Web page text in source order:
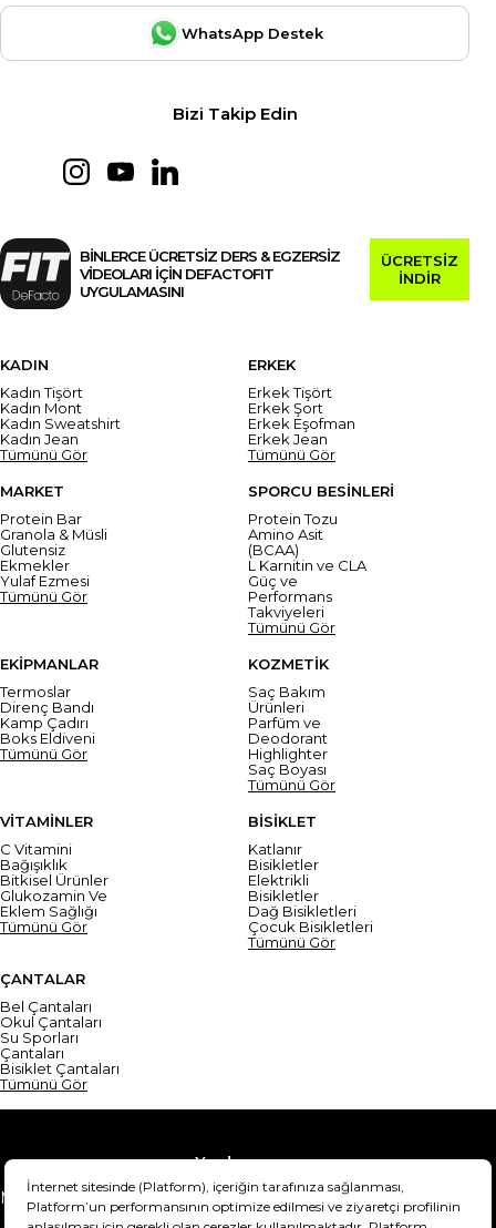
WhatsApp Destek
Bizi Takip Edin
BİNLERCE ÜCRETSİZ DERS & EGZERSİZ
VİDEOLARI İÇİN DEFACTOFIT
UYGULAMASINI
ÜCRETSİZ
İNDİR
KADIN
Kadın Tişört
Kadın Mont
Kadın Sweatshirt
Kadın Jean
Tümünü Gör
ERKEK
Erkek Tişört
Erkek Şort
Erkek Eşofman
Erkek Jean
Tümünü Gör
MARKET
Protein Bar
Granola & Müsli
Glutensiz
Ekmekler
Yulaf Ezmesi
Tümünü Gör
SPORCU BESİNLERİ
Protein Tozu
Amino Asit
(BCAA)
L Karnitin ve CLA
Güç ve
Performans
Takviyeleri
Tümünü Gör
EKİPMANLAR
Termoslar
Direnç Bandı
Kamp Çadırı
Boks Eldiveni
Tümünü Gör
KOZMETİK
Saç Bakım
Ürünleri
Parfüm ve
Deodorant
Highlighter
Saç Boyası
Tümünü Gör
VİTAMİNLER
C Vitamini
Bağışıklık
Bitkisel Ürünler
Glukozamin Ve
Eklem Sağlığı
Tümünü Gör
BİSİKLET
Katlanır
Bisikletler
Elektrikli
Bisikletler
Dağ Bisikletleri
Çocuk Bisikletleri
Tümünü Gör
ÇANTALAR
Bel Çantaları
Okul Çantaları
Su Sporları
Çantaları
Bisiklet Çantaları
Tümünü Gör
Yardım
Mesafeli Satış Sözleşmesi
Teslimat Bilgisi